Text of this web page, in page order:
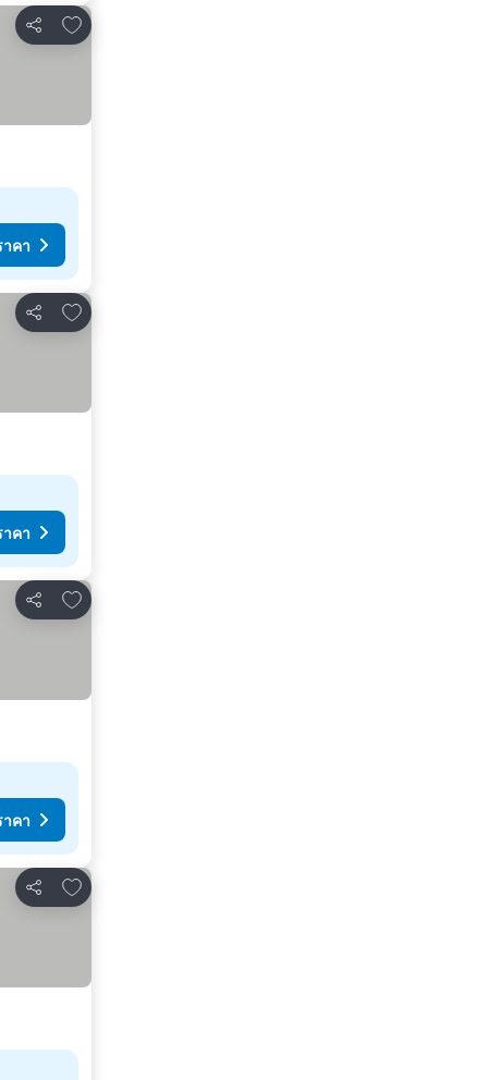
แชร์
เพิ่มในรายการโปรด
คา
แชร์
เพิ่มในรายการโปรด
คา
แชร์
เพิ่มในรายการโปรด
คา
แชร์
เพิ่มในรายการโปรด